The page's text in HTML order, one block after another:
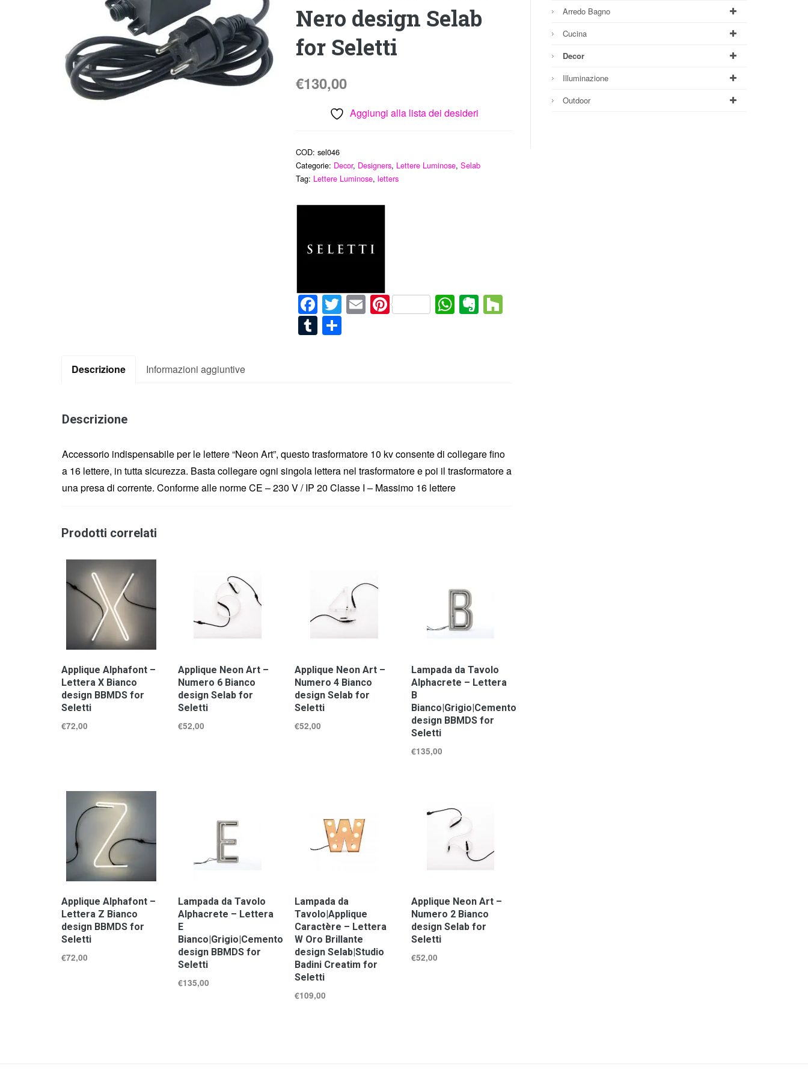
Nero design Selab
for Seletti
€130,00
Aggiungi alla lista dei desideri
COD: sel046
Categorie: Decor, Designers, Lettere Luminose, Selab
Tag: Lettere Luminose, letters
Facebook
Twitter
EmailPinterestWhatsApp
Evernote
Tumblr
Descrizione Informazioni aggiuntive
Descrizione
Accessorio indispensabile per le lettere “Neon Art”, questo trasformatore 10 kv consente di collegare fino
a 16 lettere, in tutta sicurezza. Basta collegare ogni singola lettera nel trasformatore e poi il trasformatore a
una presa di corrente. Conforme alle norme CE – 230 V / IP 20 Classe I – Massimo 16 lettere
Prodotti correlati
Applique Alphafont –
Lettera X Bianco
design BBMDS for
Seletti
€72,00
Applique Neon Art –
Numero 6 Bianco
design Selab for
Seletti
€52,00
Applique Neon Art –
Numero 4 Bianco
design Selab for
Seletti
€52,00
Lampada da Tavolo
Alphacrete – Lettera
B
Bianco|Grigio|Cemento
design BBMDS for
Seletti
€135,00
Applique Alphafont –
Lettera Z Bianco
design BBMDS for
Seletti
€72,00
Lampada da Tavolo
Alphacrete – Lettera
E
Bianco|Grigio|Cemento
design BBMDS for
Seletti
€135,00
Lampada da
Tavolo|Applique
Caractère – Lettera
W Oro Brillante
design Selab|Studio
Badini Creatim for
Seletti
€109,00
Applique Neon Art –
Numero 2 Bianco
design Selab for
Seletti
€52,00
Arredo Bagno
Cucina
Decor
Illuminazione
Outdoor